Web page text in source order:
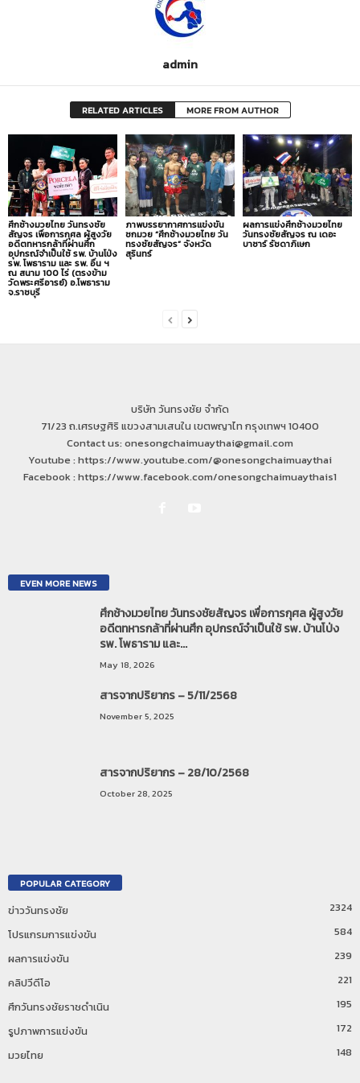
admin
RELATED ARTICLES MORE FROM AUTHOR
ศึกช้างมวยไทย วันทรงชัย
สัญจร เพื่อการกุศล ผู้สูงวัย
อดีตทหารกล้าที่ผ่านศึก
อุปกรณ์จำเป็นใช้ รพ. บ้านโป่ง
รพ. โพธาราม และ รพ. อื่น ฯ
ณ สนาม 100 ไร่ (ตรงข้าม
วัดพระศรีอารย์) อ.โพธาราม
จ.ราชบุรี
ภาพบรรยากาศการแข่งขัน
ชกมวย “ศึกช้างมวยไทย วัน
ทรงชัยสัญจร” จังหวัด
สุรินทร์
ผลการแข่งศึกช้างมวยไทย
วันทรงชัยสัญจร ณ เดอะ
บาซาร์ รัชดาภิเษก
บริษัท วันทรงชัย จำกัด
71/23 ถ.เศรษฐศิริ แขวงสามเสนใน เขตพญาไท กรุงเทพฯ 10400
Contact us: onesongchaimuaythai@gmail.com
Youtube : https://www.youtube.com/@onesongchaimuaythai
Facebook : https://www.facebook.com/onesongchaimuaythais1
EVEN MORE NEWS
ศึกช้างมวยไทย วันทรงชัยสัญจร เพื่อการกุศล ผู้สูงวัย
อดีตทหารกล้าที่ผ่านศึก อุปกรณ์จำเป็นใช้ รพ. บ้านโป่ง
รพ. โพธาราม และ...
May 18, 2026
สารจากปริยากร – 5/11/2568
November 5, 2025
สารจากปริยากร – 28/10/2568
October 28, 2025
POPULAR CATEGORY
ข่าววันทรงชัย
2324
โปรแกรมการแข่งขัน
584
ผลการแข่งขัน
239
คลิปวีดีโอ
221
ศึกวันทรงชัยราชดำเนิน
195
รูปภาพการแข่งขัน
172
มวยไทย
148